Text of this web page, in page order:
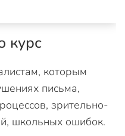
курс
которым
письма,
зрительно-
школьных ошибок.